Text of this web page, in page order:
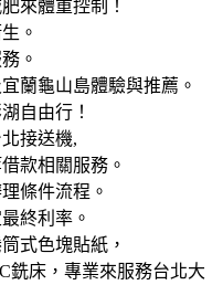
來體重控制！
。
。
蘭龜山島體驗與推薦。
自由行！
接送機,
款相關服務。
條件流程。
終利率。
式色塊貼紙，
銑床，專業來服務台北大